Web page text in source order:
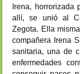
Irena,
allí, se unió al
Zegota. Ella
compañera Irena
sanitaria, una de
enfermedades